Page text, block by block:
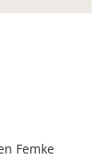
Femke